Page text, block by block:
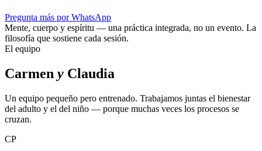
Pregunta más por WhatsApp
Mente, cuerpo y espíritu — una práctica integrada, no un evento. La
filosofía que sostiene cada sesión.
El equipo
Carmen y Claudia
Un equipo pequeño pero entrenado. Trabajamos juntas el bienestar
del adulto y el del niño — porque muchas veces los procesos se
cruzan.
CP